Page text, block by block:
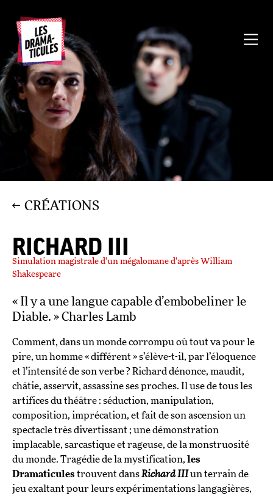
CRÉATIONS
RICHARD III
Simulation magistrale d'un mégalomane d'après William
Shakespeare
« Il y a une langue capable d’embobeliner le
Diable. » Charles Lamb
Comment, dans un monde corrompu où tout va pour le
pire, un homme « différent » s’élève-t-il, par l’éloquence
et l’intensité de son verbe ? Richard dénonce, maudit,
châtie, asservit, assassine ses proches. Il use de tous les
artifices du théâtre : séduction, manipulation,
composition, imprécation, et fait de son ascension un
spectacle très divertissant ; une démonstration
implacable, sarcastique et rageuse, de la monstruosité
du monde. Tragédie de la mystification, les
Dramaticules trouvent dansRichard IIIun terrain de
jeu exaltant pour leurs expérimentations langagières,